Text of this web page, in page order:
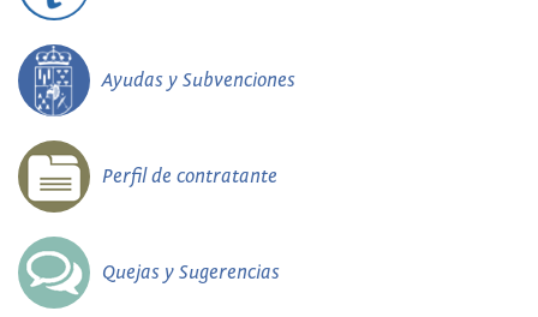
Ayudas y Subvenciones
Perfil de contratante
Quejas y Sugerencias